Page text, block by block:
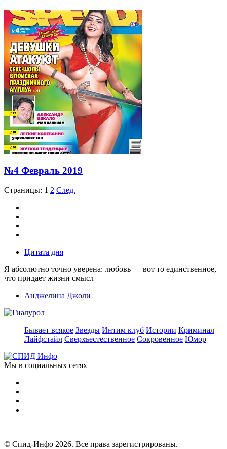
№4 Февраль 2019
Страницы: 1 2 След.
Цитата дня
Я абсолютно точно уверена: любовь — вот то единственное,
что придает жизни смысл
Анджелина Джоли
Бывает всякое Звезды Интим клуб Истории Криминал
Лайфстайл Сверхъестественное Сокровенное Юмор
Мы в социальных сетях
© Спид-Инфо 2026. Все права зарегистрированы.